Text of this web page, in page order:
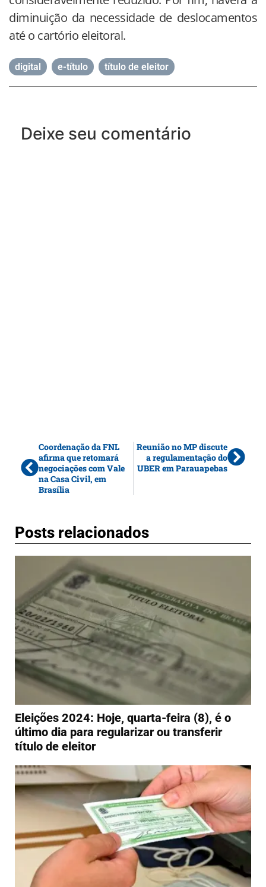
diminuição da necessidade de deslocamentos
até o cartório eleitoral.
digital e-título título de eleitor
Deixe seu comentário
Coordenação da FNL
afirma que retomará
negociações com Vale
na Casa Civil, em
Brasília
Reunião no MP discute
a regulamentação do
UBER em Parauapebas
Posts relacionados
Eleições 2024: Hoje, quarta-feira (8), é o
último dia para regularizar ou transferir
título de eleitor